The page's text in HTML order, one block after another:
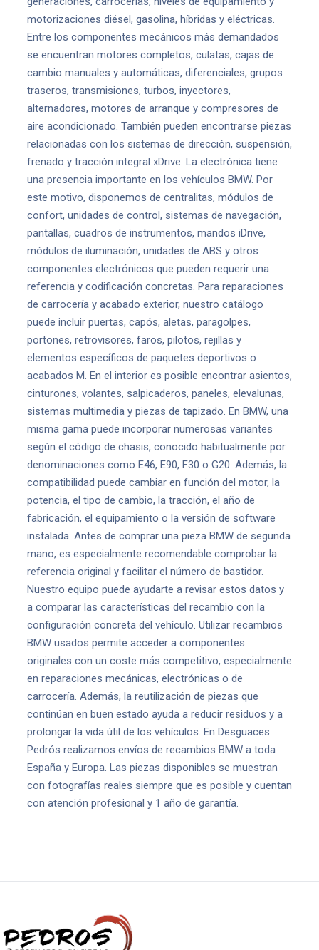
motorizaciones diésel, gasolina, híbridas y eléctricas.
Entre los componentes mecánicos más demandados
se encuentran motores completos, culatas, cajas de
cambio manuales y automáticas, diferenciales, grupos
traseros, transmisiones, turbos, inyectores,
alternadores, motores de arranque y compresores de
aire acondicionado. También pueden encontrarse piezas
relacionadas con los sistemas de dirección, suspensión,
frenado y tracción integral xDrive. La electrónica tiene
una presencia importante en los vehículos BMW. Por
este motivo, disponemos de centralitas, módulos de
confort, unidades de control, sistemas de navegación,
pantallas, cuadros de instrumentos, mandos iDrive,
módulos de iluminación, unidades de ABS y otros
componentes electrónicos que pueden requerir una
referencia y codificación concretas. Para reparaciones
de carrocería y acabado exterior, nuestro catálogo
puede incluir puertas, capós, aletas, paragolpes,
portones, retrovisores, faros, pilotos, rejillas y
elementos específicos de paquetes deportivos o
acabados M. En el interior es posible encontrar asientos,
cinturones, volantes, salpicaderos, paneles, elevalunas,
sistemas multimedia y piezas de tapizado. En BMW, una
misma gama puede incorporar numerosas variantes
según el código de chasis, conocido habitualmente por
denominaciones como E46, E90, F30 o G20. Además, la
compatibilidad puede cambiar en función del motor, la
potencia, el tipo de cambio, la tracción, el año de
fabricación, el equipamiento o la versión de software
instalada. Antes de comprar una pieza BMW de segunda
mano, es especialmente recomendable comprobar la
referencia original y facilitar el número de bastidor.
Nuestro equipo puede ayudarte a revisar estos datos y
a comparar las características del recambio con la
configuración concreta del vehículo. Utilizar recambios
BMW usados permite acceder a componentes
originales con un coste más competitivo, especialmente
en reparaciones mecánicas, electrónicas o de
carrocería. Además, la reutilización de piezas que
continúan en buen estado ayuda a reducir residuos y a
prolongar la vida útil de los vehículos. En Desguaces
Pedrós realizamos envíos de recambios BMW a toda
España y Europa. Las piezas disponibles se muestran
con fotografías reales siempre que es posible y cuentan
con atención profesional y 1 año de garantía.